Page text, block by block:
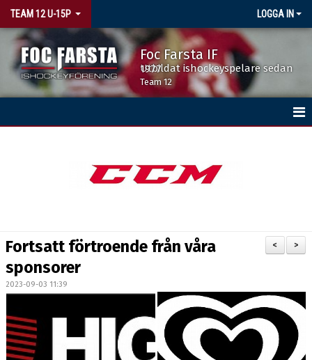
TEAM 12 U-15P LOGGA IN
Foc Farsta IF
Utbildat ishockeyspelare sedan 1977
Team 12
>
<
Fortsatt förtroende från våra
sponsorer
2023-09-03 11:39